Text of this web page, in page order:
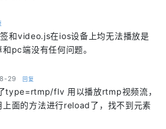
和video.js在ios设备上均无法播放是
pc端没有任何问题。
29 回复
type=rtmp/flv 用以播放rtmp视频流，
上面的方法进行reload了，找不到元素